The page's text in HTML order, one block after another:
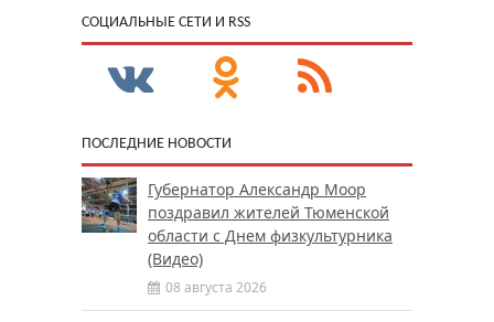
CОЦИАЛЬНЫЕ СЕТИ И RSS
ПОСЛЕДНИЕ НОВОСТИ
Губернатор Александр Моор
поздравил жителей Тюменской
области с Днем физкультурника
(Видео)
08 августа 2026